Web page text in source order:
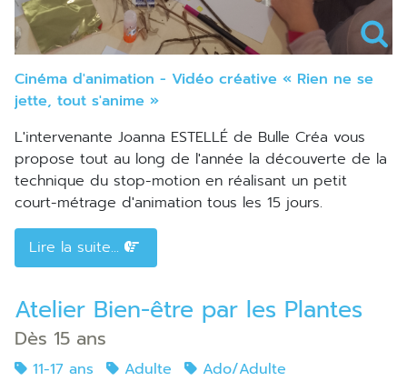
Cinéma d'animation - Vidéo créative « Rien ne se
jette, tout s'anime »
L'intervenante Joanna ESTELLÉ de Bulle Créa vous
propose tout au long de l'année la découverte de la
technique du stop-motion en réalisant un petit
court-métrage d'animation tous les 15 jours.
Lire la suite...
Atelier Bien-être par les Plantes
Dès 15 ans
11-17 ans Adulte
Ado/Adulte